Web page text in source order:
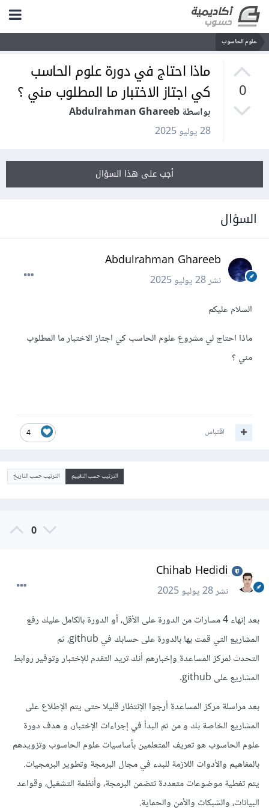
علوم الحاسوب
0
ماذا احتاج في دورة علوم الحاسب
كي اجتاز الاختبار ما المطلوب مني ؟
بواسطة Abdulrahman Ghareeb
28 يوليو 2025
أجب على هذا السؤال
السؤال
Abdulrahman Ghareeb
نشر28 يوليو 2025
السلام عليكم
ماذا احتاج لي مشروع علوم الحاسب كي اجتاز الاختبار ما المطلوب
مني ؟
4 اقتباس
الترتيب حسب التقييم الترتيب حسب التاريخ
0
Chihab Hedidi
نشر28 يوليو 2025
بعد إنهاء 4 مسارات من الدورة على الأقل، أو الدورة بالكامل عليك رفع
المشاريع التي قمت بها بالدورة على حسابك في github، ثم
التحدث لمركز المساعدة وإخبارهم أنك تريد التقدم للإختبار وتوفير روابط
المشاريع على github.
بعد مراسلة مركز المساعدة أرجوا الإنتظار قليلا حتى يتم الإطلاع على
المشاريع الخاصة بك و من ثم البدأ في إجراءات الإختبار، و هدف دورة
علوم الحاسوب هو تعريف المتعلمين بأساسيات علوم الحاسوب وتزويدهم
بالمفاهيم والأدوات اللازمة للبدء في مجال البرمجة وتطوير البرمجيات.
يتم تغطية موضوعات متعددة تتضمن البرمجة، وأنظمة التشغيل، وقواعد
البيانات، والشبكات والأمن والحماية.